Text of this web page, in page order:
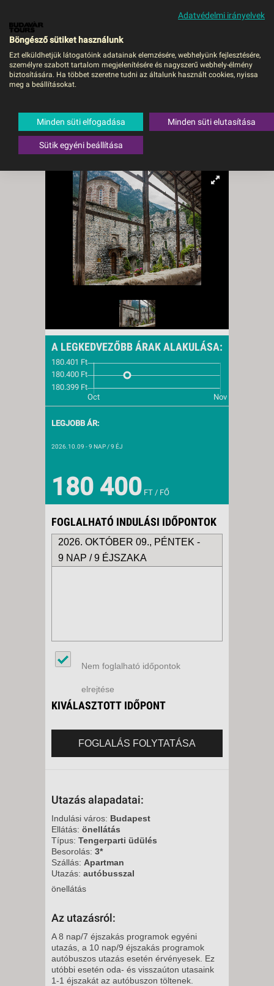
MENÜ
Görögország Görög
körutazás - Budapest,
Busz
Görögország
A LEGKEDVEZŐBB ÁRAK ALAKULÁSA:
LEGJOBB ÁR:
2026.10.09 - 9 NAP / 9 ÉJ
180 400 FT / FŐ
FOGLALHATÓ INDULÁSI IDŐPONTOK
2026. OKTÓBER 09., PÉNTEK -
9 NAP / 9 ÉJSZAKA
Nem foglalható időpontok
elrejtése
KIVÁLASZTOTT IDŐPONT
FOGLALÁS FOLYTATÁSA
Utazás alapadatai:
Indulási város: Budapest
Ellátás: önellátás
Típus: Tengerparti üdülés
Besorolás: 3*
Szállás: Apartman
Utazás: autóbusszal
önellátás
Az utazásról:
A 8 nap/7 éjszakás programok egyéni
utazás, a 10 nap/9 éjszakás programok
autóbuszos utazás esetén érvényesek. Ez
utóbbi esetén oda- és visszaúton utasaink
1-1 éjszakát az autóbuszon töltenek.
Adatvédelmi irányelvek
Böngésző sütiket használunk
Ezt elküldhetjük látogatóink adatainak elemzésére, webhelyünk fejlesztésére,
személyre szabott tartalom megjelenítésére és nagyszerű webhely-élmény
biztosítására. Ha többet szeretne tudni az általunk használt cookies, nyissa
meg a beállításokat.
Minden süti elfogadása Minden süti elutasítása
Sütik egyéni beállítása